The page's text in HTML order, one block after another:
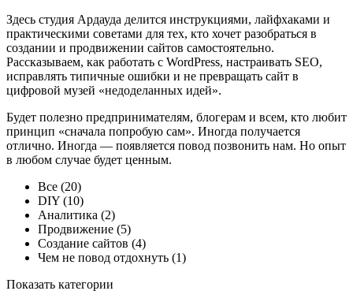
Здесь студия Ардауда делится инструкциями, лайфхаками и
практическими советами для тех, кто хочет разобраться в
создании и продвижении сайтов самостоятельно.
Рассказываем, как работать с WordPress, настраивать SEO,
исправлять типичные ошибки и не превращать сайт в
цифровой музей «недоделанных идей».
Будет полезно предпринимателям, блогерам и всем, кто любит
принцип «сначала попробую сам». Иногда получается
отлично. Иногда — появляется повод позвонить нам. Но опыт
в любом случае будет ценным.
Все (20)
DIY (10)
Аналитика (2)
Продвижение (5)
Создание сайтов (4)
Чем не повод отдохнуть (1)
Показать категории